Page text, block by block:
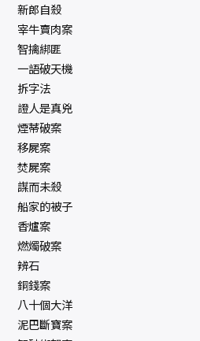
新郎自殺
宰牛賣肉案
智擒綁匪
一語破天機
拆字法
證人是真兇
煙蒂破案
移屍案
焚屍案
謀而未殺
船家的被子
香爐案
燃燭破案
辨石
銅錢案
八十個大洋
泥巴斷寶案